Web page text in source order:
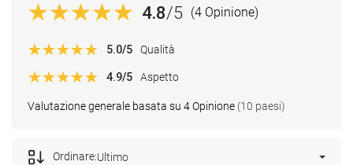
4.8/5 (4 Opinione)
Valutazione generale basata su 4 Opinione (10 paesi)
5.0/5 Qualità
4.9/5 Aspetto
Ordinare:Ultimo